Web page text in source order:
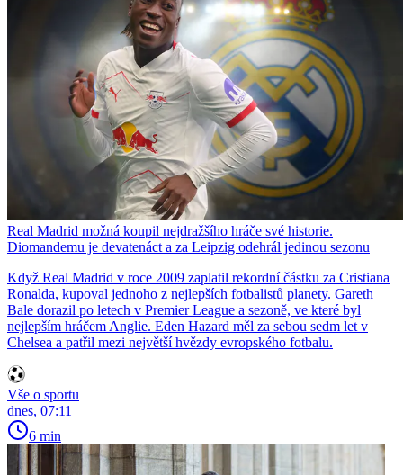
Real Madrid možná koupil nejdražšího hráče své historie.
Diomandemu je devatenáct a za Leipzig odehrál jedinou sezonu
Když Real Madrid v roce 2009 zaplatil rekordní částku za Cristiana
Ronalda, kupoval jednoho z nejlepších fotbalistů planety. Gareth
Bale dorazil po letech v Premier League a sezoně, ve které byl
nejlepším hráčem Anglie. Eden Hazard měl za sebou sedm let v
Chelsea a patřil mezi největší hvězdy evropského fotbalu.
Vše o sportu
dnes, 07:11
6 min